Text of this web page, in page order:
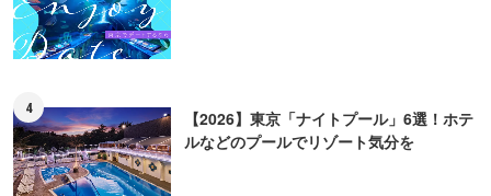
4
【2026】東京「ナイトプール」6選！ホテ
ルなどのプールでリゾート気分を